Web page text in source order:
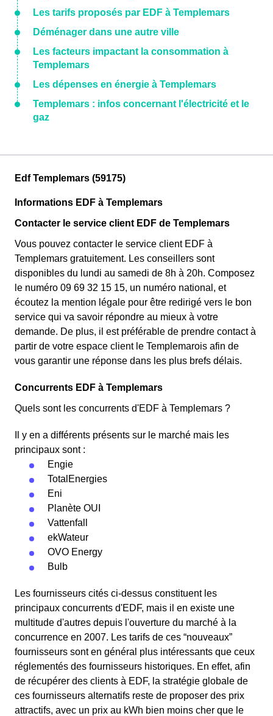
Les tarifs proposés par EDF à Templemars
Déménager dans une autre ville
Les facteurs impactant la consommation à
Templemars
Les dépenses en énergie à Templemars
Templemars : infos concernant l'électricité et le
gaz
Edf Templemars (59175)
Informations EDF à Templemars
Contacter le service client EDF de Templemars
Vous pouvez contacter le service client EDF à
Templemars gratuitement. Les conseillers sont
disponibles du lundi au samedi de 8h à 20h. Composez
le numéro 09 69 32 15 15, un numéro national, et
écoutez la mention légale pour être redirigé vers le bon
service qui va savoir répondre au mieux à votre
demande. De plus, il est préférable de prendre contact à
partir de votre espace client le Templemarois afin de
vous garantir une réponse dans les plus brefs délais.
Concurrents EDF à Templemars
Quels sont les concurrents d'EDF à Templemars ?
Il y en a différents présents sur le marché mais les
principaux sont :
Engie
TotalEnergies
Eni
Planète OUI
Vattenfall
ekWateur
OVO Energy
Bulb
Les fournisseurs cités ci-dessus constituent les
principaux concurrents d'EDF, mais il en existe une
multitude d'autres depuis l'ouverture du marché à la
concurrence en 2007. Les tarifs de ces “nouveaux”
fournisseurs sont en général plus intéressants que ceux
réglementés des fournisseurs historiques. En effet, afin
de récupérer des clients à EDF, la stratégie globale de
ces fournisseurs alternatifs reste de proposer des prix
attractifs, avec un prix au kWh bien moins cher que le